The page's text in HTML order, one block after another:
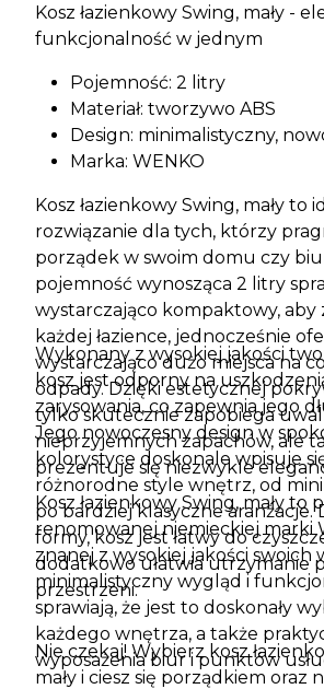
Kosz łazienkowy Swing, mały -
funkcjonalność w jednym
Pojemność: 2 litry
Materiał: tworzywo ABS
Design: minimalistyczny,
Marka: WENKO
Kosz łazienkowy Swing, mały to
rozwiązanie dla tych, którzy
porządek w swoim domu czy
pojemność wynosząca 2 litry
wystarczająco kompaktowy, aby
każdej łazience, jednocześnie
wystarczająco dużo miejsca na
odpady. Dzięki estetycznej
tylko skutecznie zapobiega
nieprzyjemnych zapachów, ale
prezentuje się niezwykle
Wykonany z wysokiej jakości
kosz jest odporny na
zarysowania, co zapewnia jego
Jego nowoczesny design w
kolorystyce doskonale wpisuje
różnorodne style wnętrz, od
po bardziej klasyczne aranżacje.
formy, kosz jest łatwy do
dodatkowo ułatwia utrzymanie
przestrzeni.
Kosz łazienkowy Swing, mały to
renomowanej niemieckiej marki
znanej z wysokiej jakości swoich
minimalistyczny wygląd i
sprawiają, że jest to doskonały
każdego wnętrza, a także
wyposażenia biur i punktów
Nie czekaj! Wybierz kosz
mały i ciesz się porządkiem oraz